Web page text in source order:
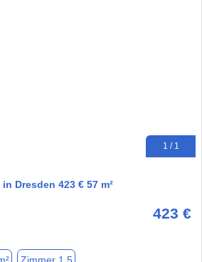
1 / 1
Dresden 423 € 57 m²
423 €